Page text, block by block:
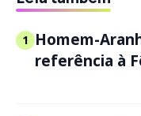
1 Homem-
referência à